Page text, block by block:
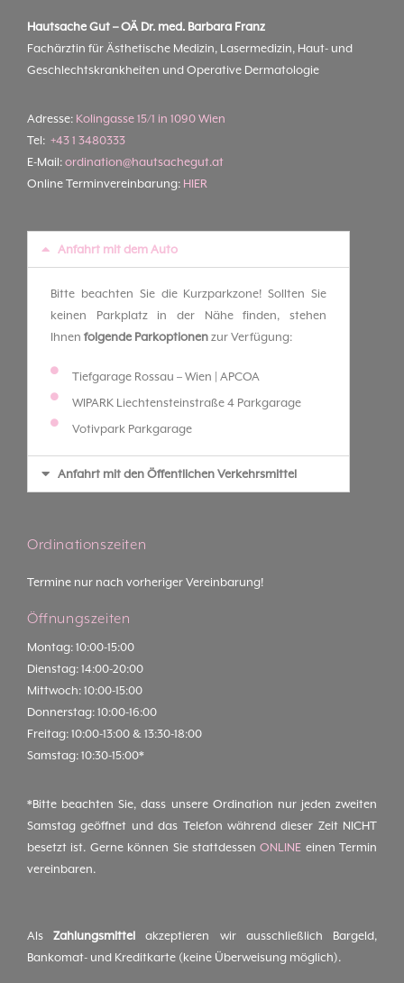
Hautsache Gut –OÄ Dr. med. Barbara Franz
Fachärztin für Ästhetische Medizin, Lasermedizin, Haut- und
Geschlechtskrankheiten und Operative Dermatologie
Adresse: Kolingasse 15/1 in 1090 Wien
Tel: +43 1 3480333
E-Mail: ordination@hautsachegut.at
Online Terminvereinbarung: HIER
Anfahrt mit dem Auto
Bitte beachten Sie die Kurzparkzone! Sollten Sie
keinen Parkplatz in der Nähe finden, stehen
Ihnen folgende Parkoptionen zur Verfügung:
Tiefgarage Rossau – Wien | APCOA
WIPARK Liechtensteinstraße 4 Parkgarage
Votivpark Parkgarage
Anfahrt mit den Öffentlichen Verkehrsmittel
Ordinationszeiten
Termine nur nach vorheriger Vereinbarung!
Öffnungszeiten
Montag: 10:00-15:00
Dienstag: 14:00-20:00
Mittwoch: 10:00-15:00
Donnerstag: 10:00-16:00
Freitag: 10:00-13:00 & 13:30-18:00
Samstag: 10:30-15:00*
*Bitte beachten Sie, dass unsere Ordination nur jeden zweiten
Samstag geöffnet und das Telefon während dieser Zeit NICHT
besetzt ist. Gerne können Sie stattdessenONLINE einen Termin
vereinbaren.
AlsZahlungsmittel akzeptieren wir ausschließlich Bargeld,
Bankomat- und Kreditkarte (keine Überweisung möglich).